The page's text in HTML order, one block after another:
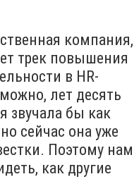
компания,
трек повышения
в HR-
лет десять
звучала бы как
сейчас она уже
Поэтому нам
как другие